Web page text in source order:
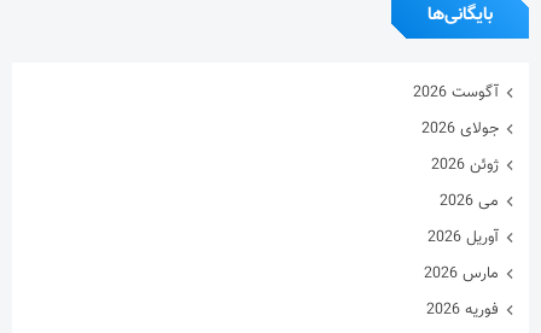
بایگانی‌ها
آگوست 2026
جولای 2026
ژوئن 2026
می 2026
آوریل 2026
مارس 2026
فوریه 2026